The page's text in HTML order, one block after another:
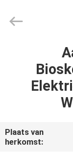
SHOW
Co.,Ltd.
Plaats van
herkomst: